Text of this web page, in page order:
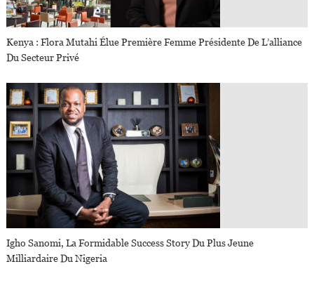
Kenya : Flora Mutahi Élue Première Femme Présidente De L’alliance
Du Secteur Privé
Igho Sanomi, La Formidable Success Story Du Plus Jeune
Milliardaire Du Nigeria